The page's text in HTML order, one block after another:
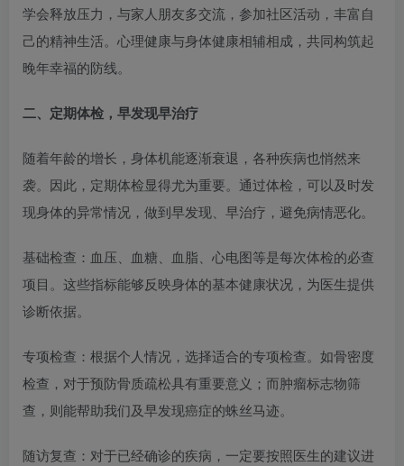
学会释放压力，与家人朋友多交流，参加社区活动，丰富自
己的精神生活。心理健康与身体健康相辅相成，共同构筑起
晚年幸福的防线。​
二、定期体检，早发现早治疗​
随着年龄的增长，身体机能逐渐衰退，各种疾病也悄然来
袭。因此，定期体检显得尤为重要。通过体检，可以及时发
现身体的异常情况，做到早发现、早治疗，避免病情恶化。​
基础检查：血压、血糖、血脂、心电图等是每次体检的必查
项目。这些指标能够反映身体的基本健康状况，为医生提供
诊断依据。​
专项检查：根据个人情况，选择适合的专项检查。如骨密度
检查，对于预防骨质疏松具有重要意义；而肿瘤标志物筛
查，则能帮助我们及早发现癌症的蛛丝马迹。​
随访复查：对于已经确诊的疾病，一定要按照医生的建议进